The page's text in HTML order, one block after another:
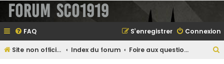
Forum SCO1919
FAQ Connexion
S’enregistrer
Site non officiel sur le SCO d'Angers Index du forum Foire aux questions (Questions posées fréquemment)